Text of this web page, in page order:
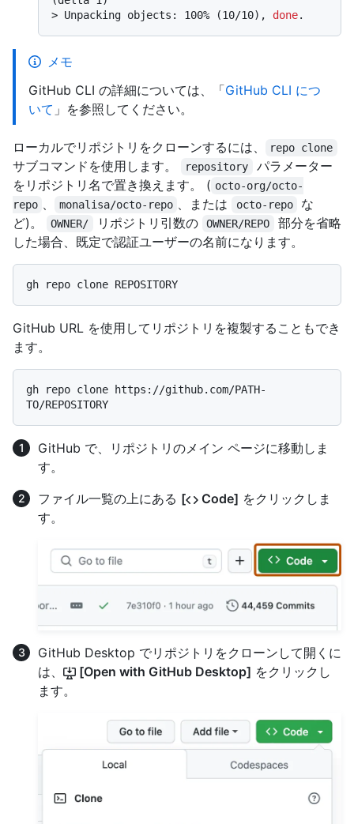
> Unpacking objects: 100% (10/10), done.
メモ
GitHub CLI の詳細については、「GitHub CLI につ
いて 」を参照してください。
ローカルでリポジトリをクローンするには、 repo clone
サブコマンドを使用します。 repository
パラメーター
をリポジトリ名で置き換えます。 ( octo-org/octo-
repo 、 monalisa/octo-repo 、または octo-repo
な
ど)。
OWNER/ リポジトリ引数の OWNER/REPO
部分を省略
した場合、既定で認証ユーザーの名前になります。
GitHub URL を使用してリポジトリを複製することもでき
ます。
gh repo clone https://github.com/PATH-
GitHub で、リポジトリのメイン ページに移動しま
す。
ファイル一覧の上にある [ Code] をクリックしま
す。
GitHub Desktop でリポジトリをクローンして開くに
は、
[Open with GitHub Desktop] をクリックし
ます。